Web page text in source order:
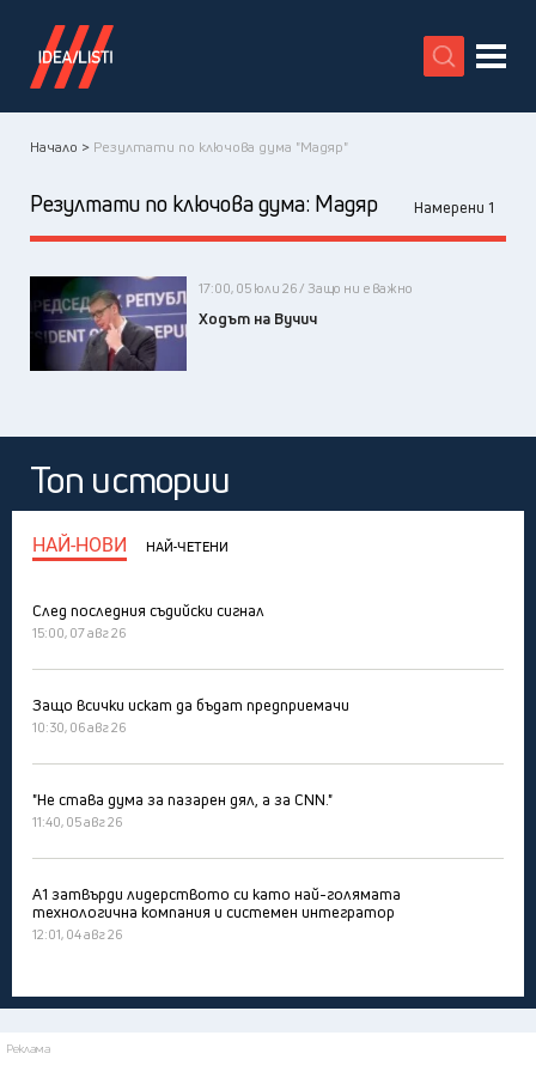
X
Начало > Резултати по ключова дума "Мадяр"
Резултати по ключова дума: Мадяр Намерени 1
17:00, 05 юли 26 / Защо ни е важно
Ходът на Вучич
Топ истории
НАЙ-НОВИ НАЙ-ЧЕТЕНИ
След последния съдийски сигнал
15:00, 07 авг 26
Защо всички искат да бъдат предприемачи
10:30, 06 авг 26
"Не става дума за пазарен дял, а за CNN."
11:40, 05 авг 26
А1 затвърди лидерството си като най-голямата
технологична компания и системен интегратор
12:01, 04 авг 26
Реклама